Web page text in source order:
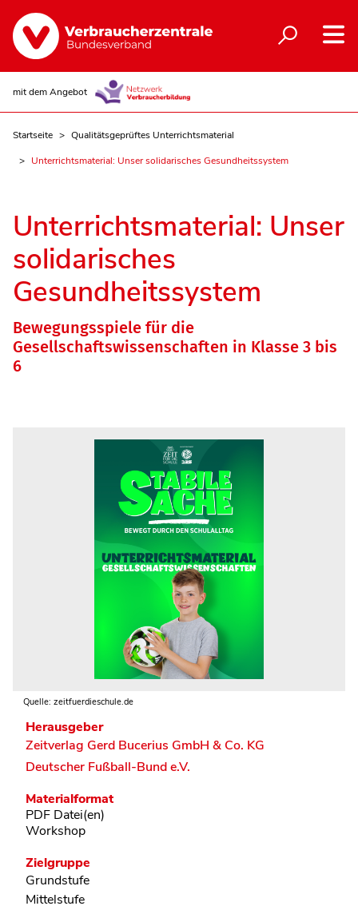
mit dem Angebot
Startseite
Qualitätsgeprüftes Unterrichtsmaterial
Unterrichtsmaterial: Unser solidarisches Gesundheits­system
Unterrichtsmaterial: Unser
solidarisches
Gesundheits­system
Bewegungsspiele für die
Gesellschaftswissenschaften in Klasse 3 bis
6
Quelle: zeitfuerdieschule.de
Herausgeber
Zeitverlag Gerd Bucerius GmbH & Co. KG
Deutscher Fußball-Bund e.V.
Materialformat
PDF Datei(en)
Workshop
Zielgruppe
Grundstufe
Mittelstufe